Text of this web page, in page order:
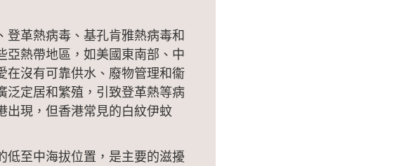
登革熱病毒、基孔肯雅熱病毒和
亞熱帶地區，如美國東南部、中
在沒有可靠供水、廢物管理和衞
泛定居和繁殖，引致登革熱等病
出現，但香港常見的白紋伊蚊
低至中海拔位置，是主要的滋擾